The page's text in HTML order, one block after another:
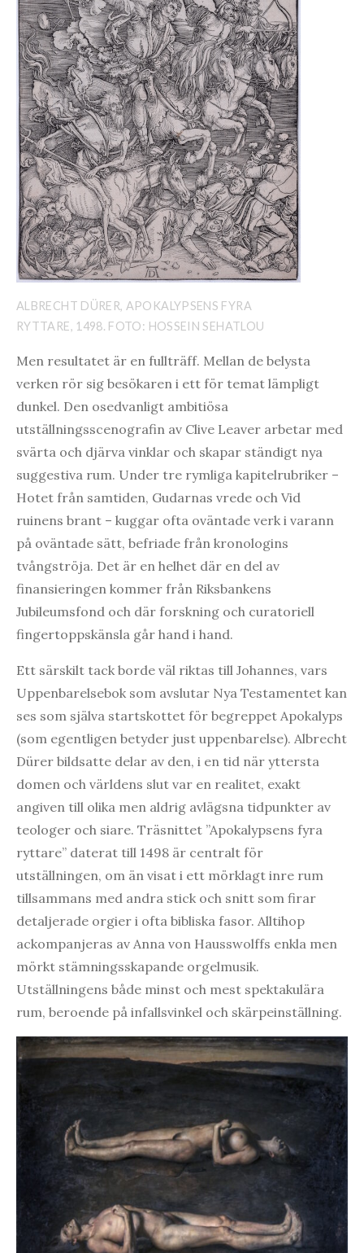
ALBRECHT DÜRER, APOKALYPSENS FYRA
RYTTARE, 1498. FOTO: HOSSEIN SEHATLOU
Men resultatet är en fullträff. Mellan de belysta
verken rör sig besökaren i ett för temat lämpligt
dunkel. Den osedvanligt ambitiösa
utställningsscenografin av Clive Leaver arbetar med
svärta och djärva vinklar och skapar ständigt nya
suggestiva rum. Under tre rymliga kapitelrubriker –
Hotet från samtiden, Gudarnas vrede och Vid
ruinens brant – kuggar ofta oväntade verk i varann
på oväntade sätt, befriade från kronologins
tvångströja. Det är en helhet där en del av
finansieringen kommer från Riksbankens
Jubileumsfond och där forskning och curatoriell
fingertoppskänsla går hand i hand.
Ett särskilt tack borde väl riktas till Johannes, vars
Uppenbarelsebok som avslutar Nya Testamentet kan
ses som själva startskottet för begreppet Apokalyps
(som egentligen betyder just uppenbarelse). Albrecht
Dürer bildsatte delar av den, i en tid när yttersta
domen och världens slut var en realitet, exakt
angiven till olika men aldrig avlägsna tidpunkter av
teologer och siare. Träsnittet ”Apokalypsens fyra
ryttare” daterat till 1498 är centralt för
utställningen, om än visat i ett mörklagt inre rum
tillsammans med andra stick och snitt som firar
detaljerade orgier i ofta bibliska fasor. Alltihop
ackompanjeras av Anna von Hausswolffs enkla men
mörkt stämningsskapande orgelmusik.
Utställningens både minst och mest spektakulära
rum, beroende på infallsvinkel och skärpeinställning.